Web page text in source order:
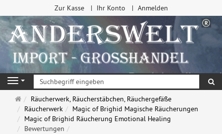
Zur Kasse Ihr Konto Anmelden
Navigation
Startseite
Räucherwerk, Räucherstäbchen, Räuchergefäße
Räucherwerk
Magic of Brighid Magische Räucherungen
Magic of Brighid Räucherung Emotional Healing
Bewertungen